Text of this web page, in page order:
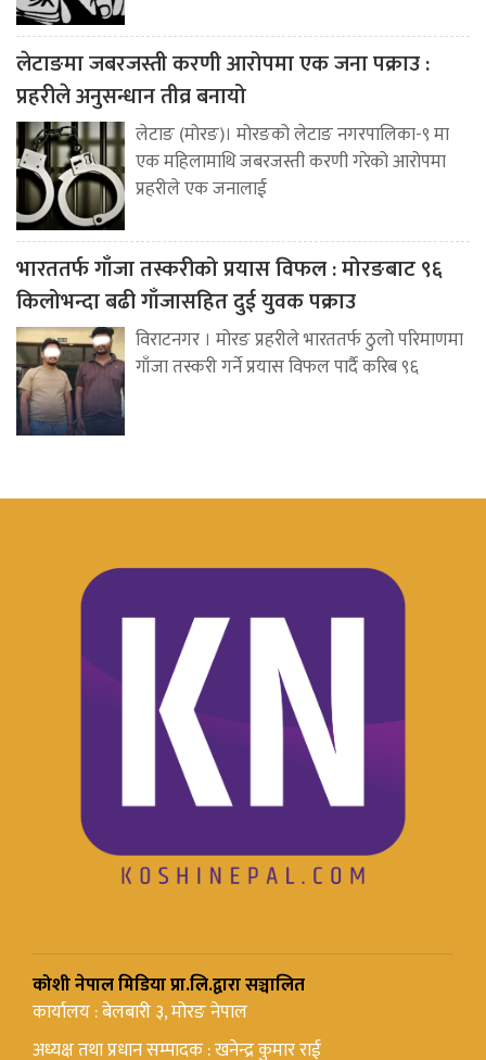
लेटाङमा जबरजस्ती करणी आरोपमा एक जना पक्राउ :
प्रहरीले अनुसन्धान तीव्र बनायो
लेटाङ (मोरङ)। मोरङको लेटाङ नगरपालिका-९ मा
एक महिलामाथि जबरजस्ती करणी गरेको आरोपमा
प्रहरीले एक जनालाई
भारततर्फ गाँजा तस्करीको प्रयास विफल : मोरङबाट ९६
किलोभन्दा बढी गाँजासहित दुई युवक पक्राउ
विराटनगर । मोरङ प्रहरीले भारततर्फ ठुलो परिमाणमा
गाँजा तस्करी गर्ने प्रयास विफल पार्दै करिब ९६
कोशी नेपाल मिडिया प्रा.लि.द्वारा सञ्चालित
कार्यालय : बेलबारी ३, मोरङ नेपाल
अध्यक्ष तथा प्रधान सम्पादक : खनेन्द्र कुमार राई